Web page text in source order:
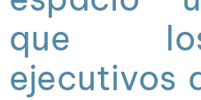
que
ejecutivos